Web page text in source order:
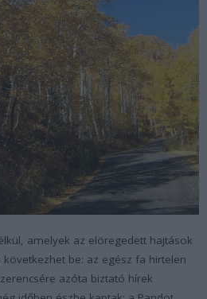
amelyek az elöregedett hajtások
be: az egész fa hirtelen
azóta biztató hírek